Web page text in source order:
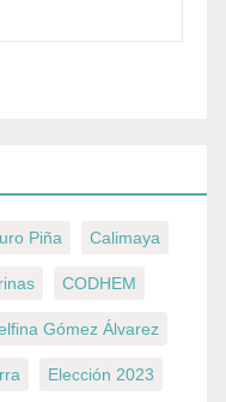
Piña Calimaya
CODHEM
Gómez Álvarez
Elección 2023